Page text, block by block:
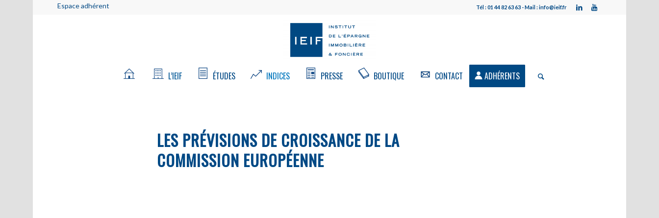
Espace adhérent Tél : 01 44 82 63 63 - Mail : info@ieif.fr
L’IEIF ÉTUDES INDICES PRESSE BOUTIQUE CONTACT ADHÉRENTS
LES PRÉVISIONS DE CROISSANCE DE LA
COMMISSION EUROPÉENNE